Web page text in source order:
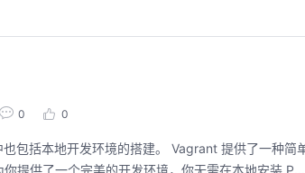
0 0
你提供了一个完美的开发环境，你无需在本地安装 P...